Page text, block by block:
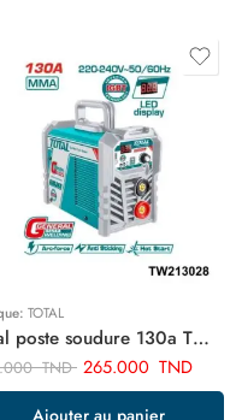
TOTAL
Total poste soudure 130a TW213028
TND 265.000 TND
Ajouter au panier